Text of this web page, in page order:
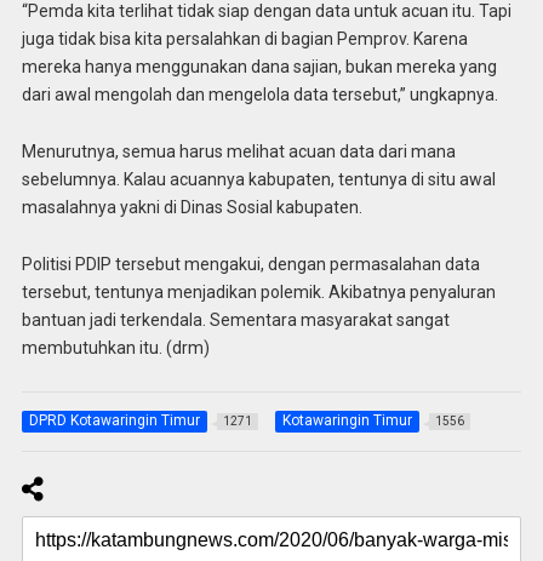
“Pemda kita terlihat tidak siap dengan data untuk acuan itu. Tapi
juga tidak bisa kita persalahkan di bagian Pemprov. Karena
mereka hanya menggunakan dana sajian, bukan mereka yang
dari awal mengolah dan mengelola data tersebut,” ungkapnya.
Menurutnya, semua harus melihat acuan data dari mana
sebelumnya. Kalau acuannya kabupaten, tentunya di situ awal
masalahnya yakni di Dinas Sosial kabupaten.
Politisi PDIP tersebut mengakui, dengan permasalahan data
tersebut, tentunya menjadikan polemik. Akibatnya penyaluran
bantuan jadi terkendala. Sementara masyarakat sangat
membutuhkan itu. (drm)
DPRD Kotawaringin Timur 1271 Kotawaringin Timur 1556